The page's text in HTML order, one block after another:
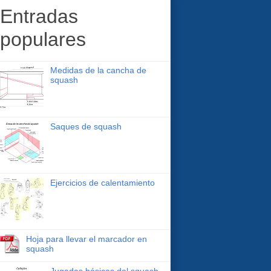
Entradas
populares
Medidas de la cancha de
squash
Saques de squash
Ejercicios de calentamiento
Hoja para llevar el marcador en
squash